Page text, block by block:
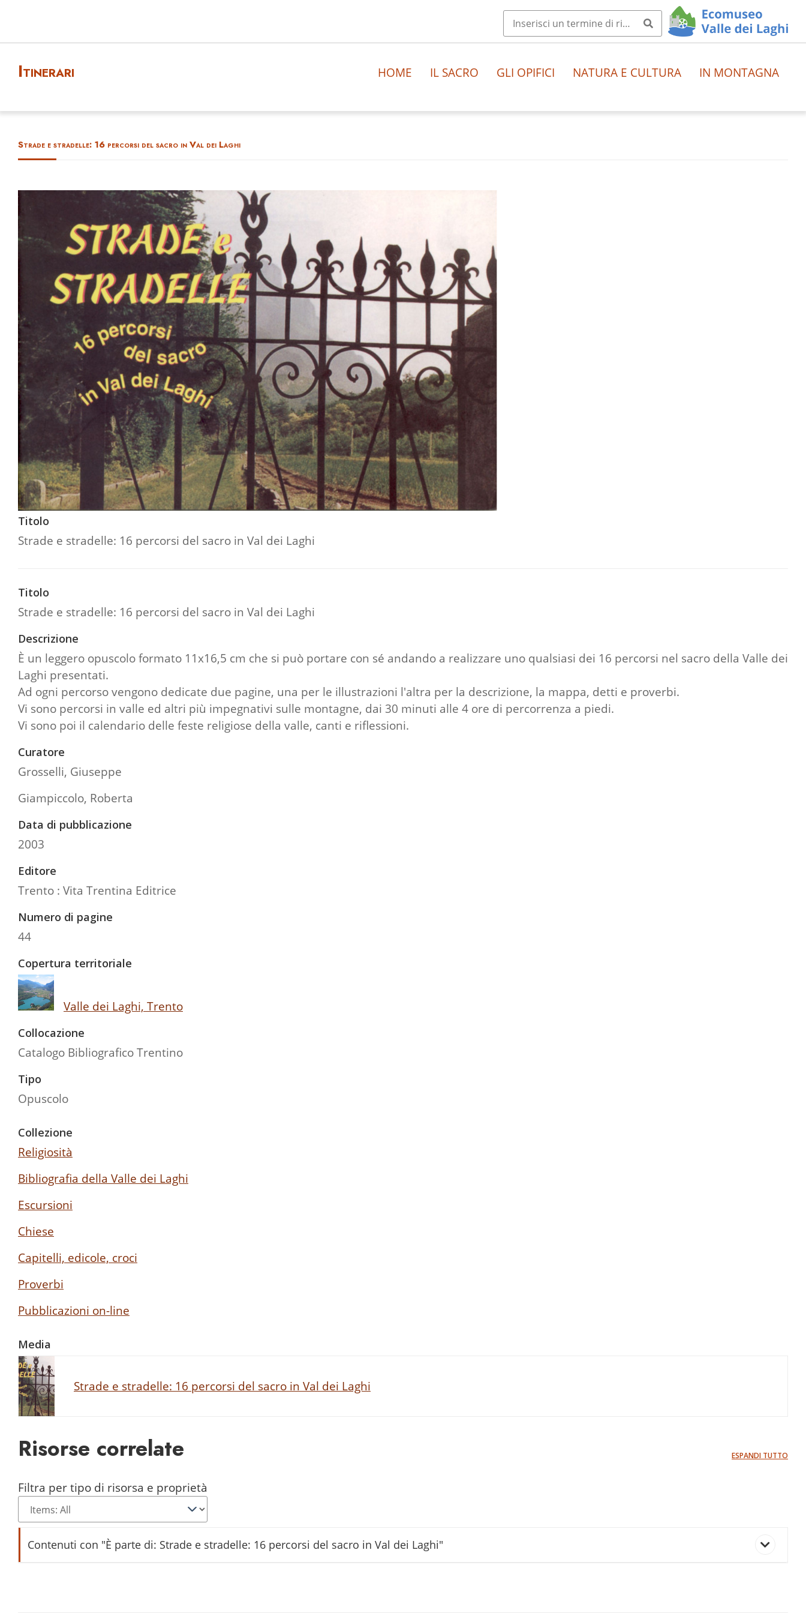
Itinerari HOME IL SACRO GLI OPIFICI NATURA E CULTURA IN MONTAGNA
Strade e stradelle: 16 percorsi del sacro in Val dei Laghi
Titolo
Strade e stradelle: 16 percorsi del sacro in Val dei Laghi
Titolo
Strade e stradelle: 16 percorsi del sacro in Val dei Laghi
Descrizione
È un leggero opuscolo formato 11x16,5 cm che si può portare con sé andando a realizzare uno qualsiasi dei 16 percorsi nel sacro della Valle dei
Laghi presentati.
Ad ogni percorso vengono dedicate due pagine, una per le illustrazioni l'altra per la descrizione, la mappa, detti e proverbi.
Vi sono percorsi in valle ed altri più impegnativi sulle montagne, dai 30 minuti alle 4 ore di percorrenza a piedi.
Vi sono poi il calendario delle feste religiose della valle, canti e riflessioni.
Curatore
Grosselli, Giuseppe
Giampiccolo, Roberta
Data di pubblicazione
2003
Editore
Trento : Vita Trentina Editrice
Numero di pagine
44
Copertura territoriale
Valle dei Laghi, Trento
Collocazione
Catalogo Bibliografico Trentino
Tipo
Opuscolo
Collezione
Religiosità
Bibliografia della Valle dei Laghi
Escursioni
Chiese
Capitelli, edicole, croci
Proverbi
Pubblicazioni on-line
Media
Strade e stradelle: 16 percorsi del sacro in Val dei Laghi
Risorse correlate ESPANDI TUTTO
Filtra per tipo di risorsa e proprietà
Contenuti con "È parte di: Strade e stradelle: 16 percorsi del sacro in Val dei Laghi"